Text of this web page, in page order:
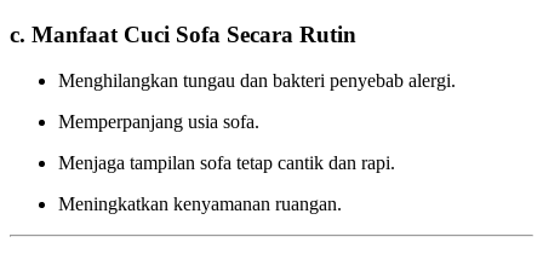
c. Manfaat Cuci Sofa Secara Rutin
Menghilangkan tungau dan bakteri penyebab alergi.
Memperpanjang usia sofa.
Menjaga tampilan sofa tetap cantik dan rapi.
Meningkatkan kenyamanan ruangan.